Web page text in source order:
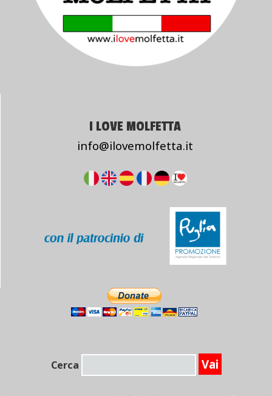
I LOVE MOLFETTA
info@ilovemolfetta.it
Cerca